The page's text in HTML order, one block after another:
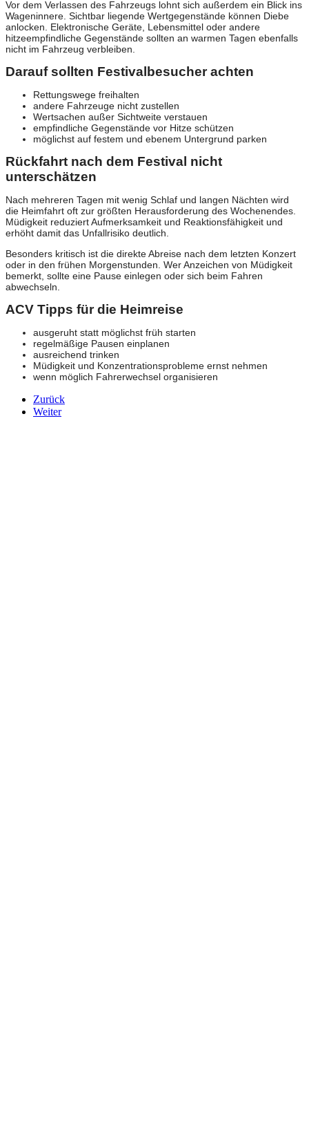
Vor dem Verlassen des Fahrzeugs lohnt sich außerdem ein Blick ins
Wageninnere. Sichtbar liegende Wertgegenstände können Diebe
anlocken. Elektronische Geräte, Lebensmittel oder andere
hitzeempfindliche Gegenstände sollten an warmen Tagen ebenfalls
nicht im Fahrzeug verbleiben.
Darauf sollten Festivalbesucher achten
Rettungswege freihalten
andere Fahrzeuge nicht zustellen
Wertsachen außer Sichtweite verstauen
empfindliche Gegenstände vor Hitze schützen
möglichst auf festem und ebenem Untergrund parken
Rückfahrt nach dem Festival nicht
unterschätzen
Nach mehreren Tagen mit wenig Schlaf und langen Nächten wird
die Heimfahrt oft zur größten Herausforderung des Wochenendes.
Müdigkeit reduziert Aufmerksamkeit und Reaktionsfähigkeit und
erhöht damit das Unfallrisiko deutlich.
Besonders kritisch ist die direkte Abreise nach dem letzten Konzert
oder in den frühen Morgenstunden. Wer Anzeichen von Müdigkeit
bemerkt, sollte eine Pause einlegen oder sich beim Fahren
abwechseln.
ACV Tipps für die Heimreise
ausgeruht statt möglichst früh starten
regelmäßige Pausen einplanen
ausreichend trinken
Müdigkeit und Konzentrationsprobleme ernst nehmen
wenn möglich Fahrerwechsel organisieren
Zurück
Weiter